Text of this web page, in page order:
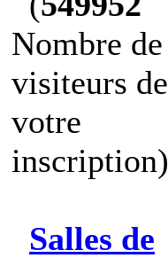
Nombre de
visiteurs de
votre
inscription)
Salles de